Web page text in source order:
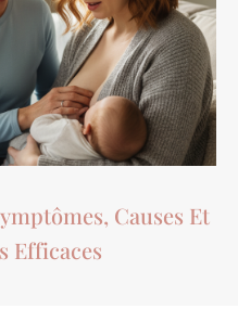
Causes Et
Efficaces